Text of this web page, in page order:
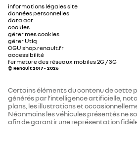
informations légales site
données personnelles
data act
cookies
gérer mes cookies
gérer Utiq
CGU shop.renault.fr
accessibilité
fermeture des réseaux mobiles 2G / 3G
© Renault 2017 - 2026
Certains éléments du contenu de cette
générés par l'intelligence artificielle,
plans, les illustrations et
Néanmoins les véhicules présentés ne
afin de garantir une représentation